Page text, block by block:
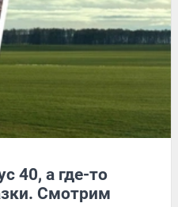
40, а где-то
Смотрим